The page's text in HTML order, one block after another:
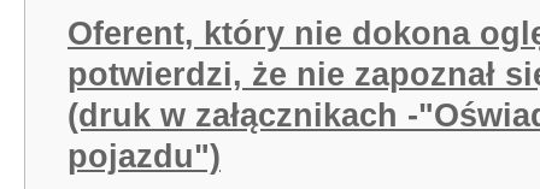
Oferent, który nie dokona
potwierdzi, że nie zapoznał
(druk w załącznikach -
pojazdu")